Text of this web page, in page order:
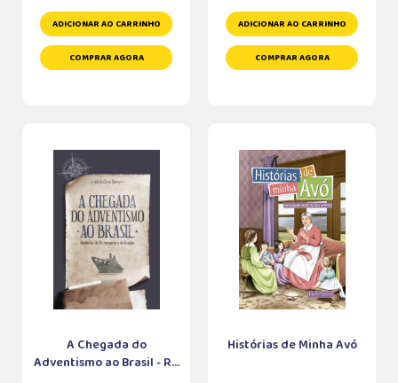
ADICIONAR AO CARRINHO
COMPRAR AGORA
ADICIONAR AO CARRINHO
COMPRAR AGORA
A Chegada do
Adventismo ao Brasil - R...
Histórias de Minha Avó